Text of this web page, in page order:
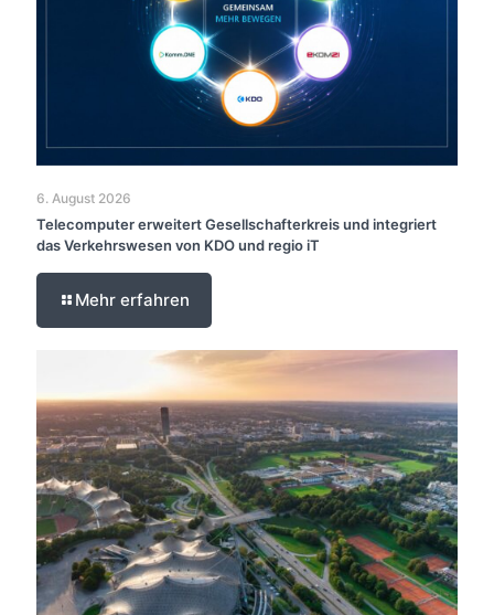
6. August 2026
Telecomputer erweitert Gesellschafterkreis und integriert
das Verkehrswesen von KDO und regio iT
Mehr erfahren